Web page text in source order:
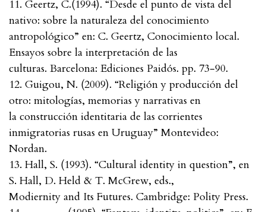
11. Geertz, C.(1994). “Desde el punto de vista del
nativo: sobre la naturaleza del conocimiento
antropológico” en: C. Geertz, Conocimiento local.
Ensayos sobre la interpretación de las
culturas. Barcelona: Ediciones Paidós. pp. 73-90.
12. Guigou, N. (2009). “Religión y producción del
otro: mitologías, memorias y narrativas en
la construcción identitaria de las corrientes
inmigratorias rusas en Uruguay” Montevideo:
Nordan.
13. Hall, S. (1993). “Cultural identity in question”, en
S. Hall, D. Held & T. McGrew, eds.,
Modiernity and Its Futures. Cambridge: Polity Press.